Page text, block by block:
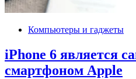
Компьютеры и гаджеты
iPhone 6 является
смартфоном Apple